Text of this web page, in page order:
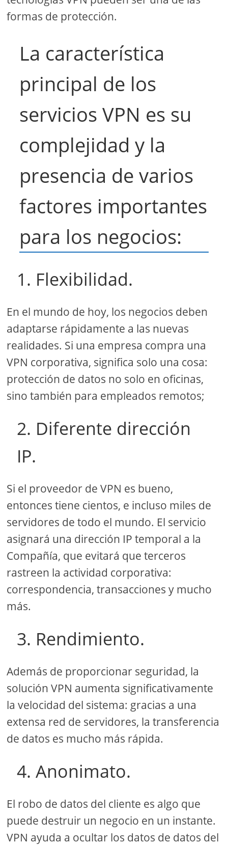
formas de protección.
La característica
principal de los
servicios VPN es su
complejidad y la
presencia de varios
factores importantes
para los negocios:
1. Flexibilidad.
En el mundo de hoy, los negocios deben
adaptarse rápidamente a las nuevas
realidades. Si una empresa compra una
VPN corporativa, significa solo una cosa:
protección de datos no solo en oficinas,
sino también para empleados remotos;
2. Diferente dirección
IP.
Si el proveedor de VPN es bueno,
entonces tiene cientos, e incluso miles de
servidores de todo el mundo. El servicio
asignará una dirección IP temporal a la
Compañía, que evitará que terceros
rastreen la actividad corporativa:
correspondencia, transacciones y mucho
más.
3. Rendimiento.
Además de proporcionar seguridad, la
solución VPN aumenta significativamente
la velocidad del sistema: gracias a una
extensa red de servidores, la transferencia
de datos es mucho más rápida.
4. Anonimato.
El robo de datos del cliente es algo que
puede destruir un negocio en un instante.
VPN ayuda a ocultar los datos de datos del